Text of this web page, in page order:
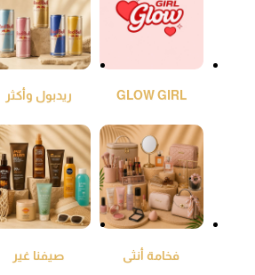
GLOW GIRL ريدبول وأكثر
فخامة أنثى صيفنا غير